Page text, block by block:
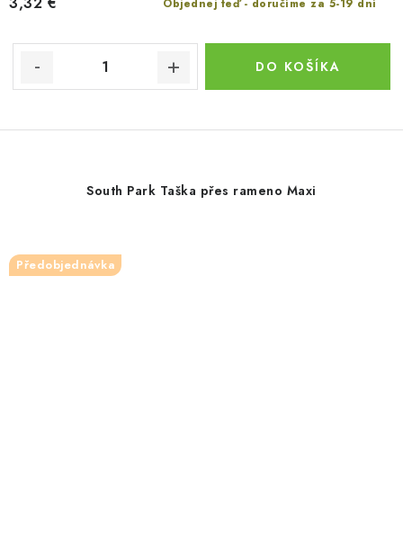
Objednej teď - doručíme za 5-19 dní
DO KOŠÍKA
South Park Taška přes rameno Maxi
Předobjednávka